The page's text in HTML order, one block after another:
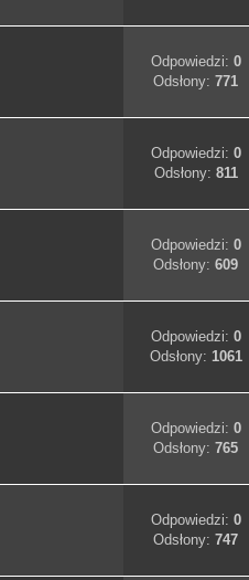
Odpowiedzi: 0
Odsłony:771
Odpowiedzi: 0
Odsłony: 811
Odpowiedzi: 0
Odsłony:609
Odpowiedzi: 0
Odsłony: 1061
Odpowiedzi: 0
Odsłony:765
Odpowiedzi: 0
Odsłony:747